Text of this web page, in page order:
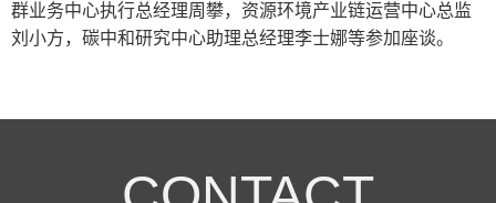
群业务中心执行总经理周攀，资源环境产业链运营中心总监
刘小方，碳中和研究中心助理总经理李士娜等参加座谈。